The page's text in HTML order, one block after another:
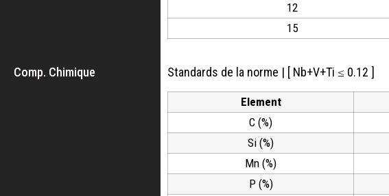
12
15
Comp. Chimique Standards de la norme | [ Nb+V+Ti ≤ 0.12 ]
Element
C (%)
Si (%)
Mn (%)
P (%)